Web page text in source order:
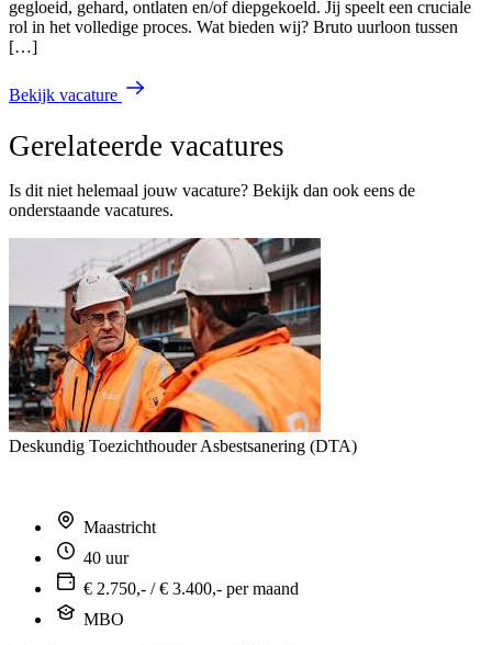
gegloeid, gehard, ontlaten en/of diepgekoeld. Jij speelt een cruciale
rol in het volledige proces. Wat bieden wij? Bruto uurloon tussen
[…]
Bekijk vacature
Gerelateerde vacatures
Is dit niet helemaal jouw vacature? Bekijk dan ook eens de
onderstaande vacatures.
Deskundig Toezichthouder Asbestsanering (DTA)
Maastricht
40 uur
€ 2.750,- / € 3.400,- per maand
MBO